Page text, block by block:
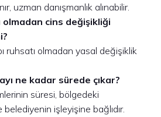
uzman danışmanlık alınabilir.
olmadan cins değişikliği
ruhsatı olmadan yasal değişiklik
ne kadar sürede çıkar?
süresi, bölgedeki
işleyişine bağlıdır.